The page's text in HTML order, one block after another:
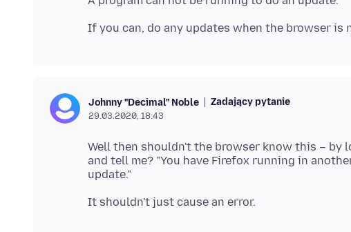
Johnny "Decimal" Noble Zadający pytanie
29.03.2020, 18:43
Well then shouldn't the browser know this – by
and tell me? "You have Firefox running in